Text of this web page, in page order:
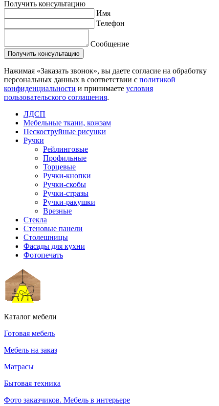
Получить консультацию
Имя
Телефон
Сообщение
Нажимая «Заказать звонок», вы даете согласие на обработку
персональных данных в соответствии с политикой
конфиденциальности и принимаете условия
пользовательского соглашения.
ЛДСП
Мебельные ткани, кожзам
Пескоструйные рисунки
Ручки
Рейлинговые
Профильные
Торцевые
Ручки-кнопки
Ручки-скобы
Ручки-стразы
Ручки-ракушки
Врезные
Стекла
Стеновые панели
Столешницы
Фасады для кухни
Фотопечать
Каталог мебели
Готовая мебель
Мебель на заказ
Матрасы
Бытовая техника
Фото заказчиков. Мебель в интерьере